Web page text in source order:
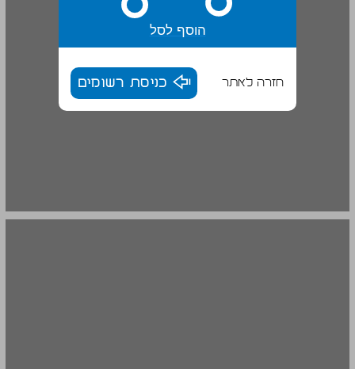
הוסף לסל
חזרה לאתר כניסת רשומים